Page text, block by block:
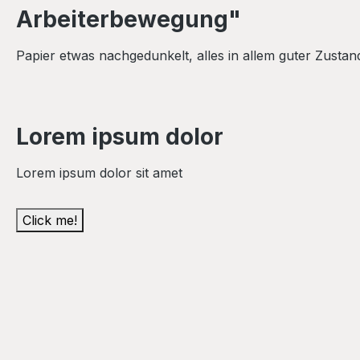
Arbeiterbewegung"
Papier etwas nachgedunkelt, alles in allem guter
Lorem ipsum dolor
Lorem ipsum dolor sit amet
Click me!